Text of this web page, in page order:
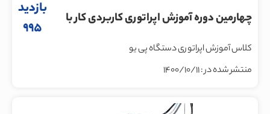
چهارمین دوره آموزش اپراتوری کاربردی کار با
نظری برگزار شد
بازدید
995
کلاس آموزش اپراتوری دستگاه پی یو
منتشر شده در : 1400/10/11